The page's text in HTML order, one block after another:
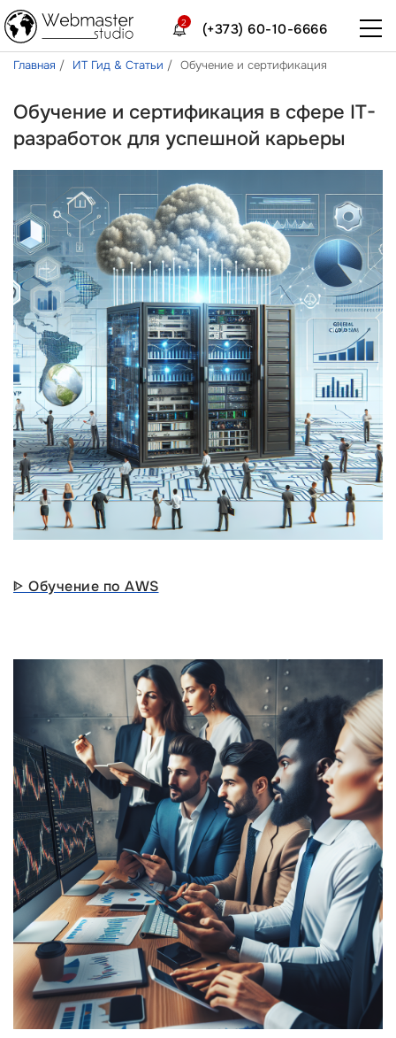
(+373) 60-10-6666
2
Главная ИТ Гид & Статьи Обучение и сертификация
Обучение и сертификация в сфере IT-
разработок для успешной карьеры
ᐈ Обучение по AWS